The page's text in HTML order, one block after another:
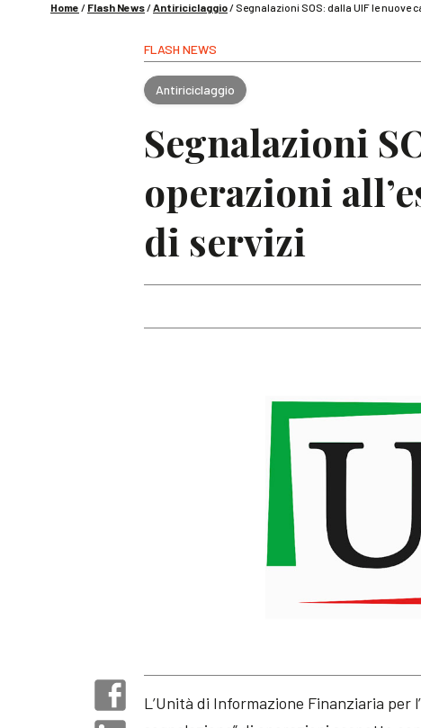
Home / Flash News/Antiriciclaggio/ Segnalazioni SOS: dalla UIF le nuove
FLASH NEWS
Antiriciclaggio
Segnalazioni
operazioni
di servizi
L’Unità di Informazione Finanziaria per